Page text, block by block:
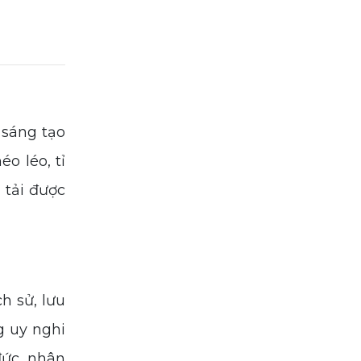
tạo
léo, tỉ
tải được
sử, lưu
uy nghi